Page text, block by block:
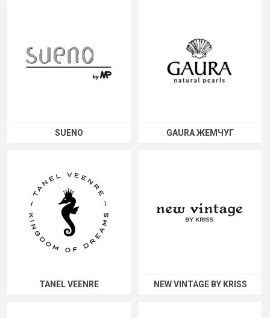
SUENO GAURA ЖЕМЧУГ
TANEL VEENRE NEW VINTAGE BY KRISS